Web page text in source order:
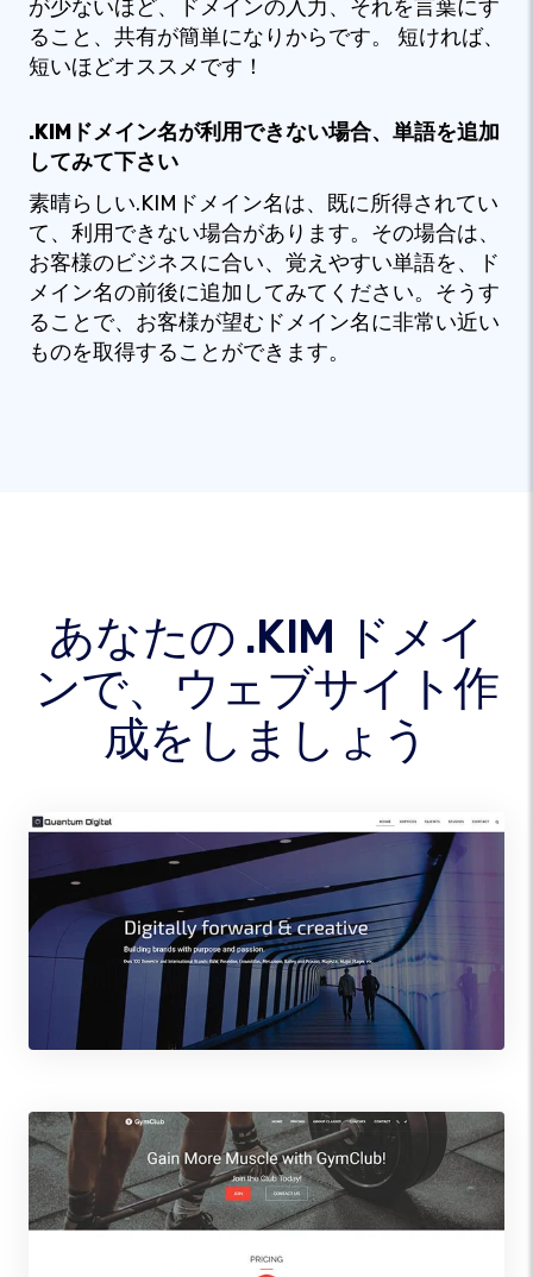
が少ないほど、ドメインの入力、それを言葉にす
ること、共有が簡単になりからです。 短ければ、
短いほどオススメです！
.KIMドメイン名が利用できない場合、単語を追加
してみて下さい
素晴らしい.KIMドメイン名は、既に所得されてい
て、利用できない場合があります。その場合は、
お客様のビジネスに合い、覚えやすい単語を、ド
メイン名の前後に追加してみてください。そうす
ることで、お客様が望むドメイン名に非常い近い
ものを取得することができます。
あなたの .KIM ドメイ
ンで、ウェブサイト作
成をしましょう